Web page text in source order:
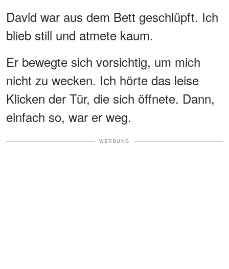
David war aus dem Bett geschlüpft. Ich
blieb still und atmete kaum.
Er bewegte sich vorsichtig, um mich
nicht zu wecken. Ich hörte das leise
Klicken der Tür, die sich öffnete. Dann,
einfach so, war er weg.
WERBUNG